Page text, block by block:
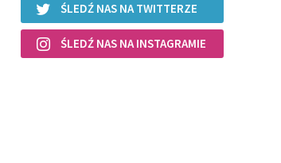
ŚLEDŹ NAS NA TWITTERZE
ŚLEDŹ NAS NA INSTAGRAMIE